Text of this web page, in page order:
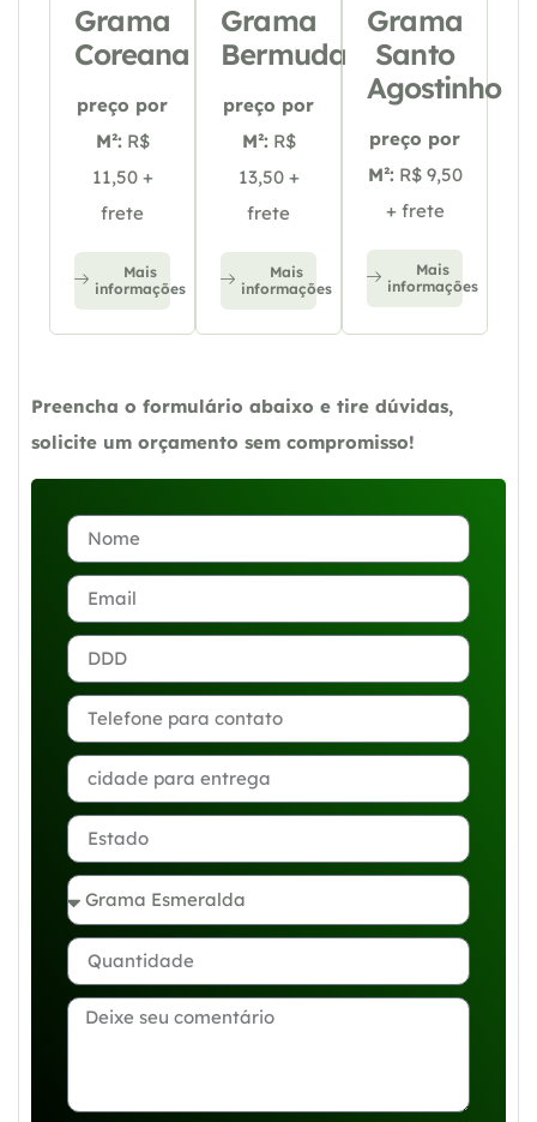
Grama
Coreana
preço por
M²: R$
11,50 +
frete
Mais
informações
Grama
Bermuda
preço por
M²: R$
13,50 +
frete
Mais
informações
Grama
Santo
Agostinho
preço por
M²: R$ 9,50
+ frete
Mais
informações
Preencha o formulário abaixo e tire dúvidas,
solicite um orçamento sem compromisso!